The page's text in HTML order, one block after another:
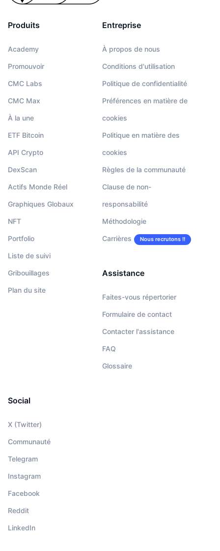
Produits
Academy
Promouvoir
CMC Labs
CMC Max
À la une
ETF Bitcoin
API Crypto
DexScan
Actifs Monde Réel
Graphiques Globaux
NFT
Portfolio
Liste de suivi
Gribouillages
Plan du site
Entreprise
À propos de nous
Conditions d'utilisation
Politique de confidentialité
Préférences en matière de
cookies
Politique en matière des
cookies
Règles de la communauté
Clause de non-
responsabilité
Méthodologie
Carrières Nous recrutons !!
Assistance
Faites-vous répertorier
Formulaire de contact
Contacter l'assistance
FAQ
Glossaire
Social
X (Twitter)
Communauté
Telegram
Instagram
Facebook
Reddit
LinkedIn